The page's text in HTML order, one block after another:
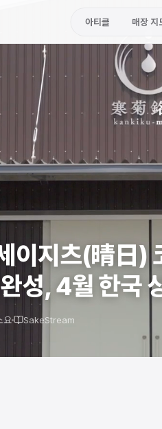
아티클 매장 지
이지츠(晴日
성, 4월 한국
요 SakeStream